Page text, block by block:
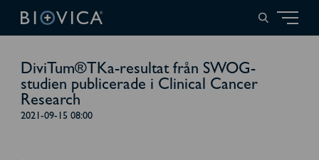
DiviTum®TKa-resultat från SWOG-
studien publicerade i Clinical Cancer
Research
2021-09-15 08:00